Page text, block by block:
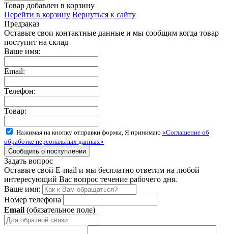
Товар добавлен в корзину
Перейти в корзину Вернуться к сайту
Предзаказ
Оставьте свои контактные данные и мы сообщим когда товар
поступит на склад
Ваше имя:
Email:
Телефон:
Товар:
Нажимая на кнопку отправки формы, Я принимаю «Соглашение об
обработке персональных данных»
Задать вопрос
Оставьте свой E-mail и мы бесплатно ответим на любой
интересующий Вас вопрос течение рабочего дня.
Ваше имя:
Номер телефона
Email (обязательное поле)